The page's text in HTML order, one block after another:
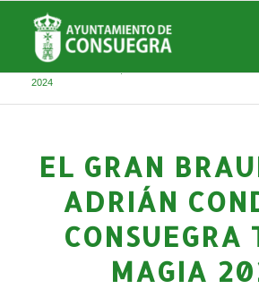
Noticias
Usted está aquí: Inicio / Noticias
Teatro Don Quijote / Histórico de Eventos Teatro
2024
EL GRAN
ADRIÁN
CONSUEGRA
MAGIA